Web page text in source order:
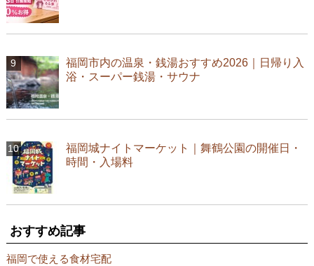
福岡市内の温泉・銭湯おすすめ2026｜日帰り入
浴・スーパー銭湯・サウナ
福岡城ナイトマーケット｜舞鶴公園の開催日・
時間・入場料
おすすめ記事
福岡で使える食材宅配